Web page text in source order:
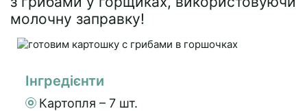
молочну заправку!
Інгредієнти
Картопля – 7 шт.